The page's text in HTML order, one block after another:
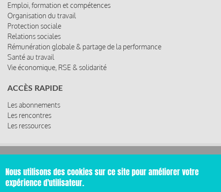
Emploi, formation et compétences
Organisation du travail
Protection sociale
Relations sociales
Rémunération globale & partage de la performance
Santé au travail
Vie économique, RSE & solidarité
ACCÈS RAPIDE
Les abonnements
Les rencontres
Les ressources
Cafffeine
Nous utilisons des cookies sur ce site pour améliorer votre
expérience d'utilisateur.